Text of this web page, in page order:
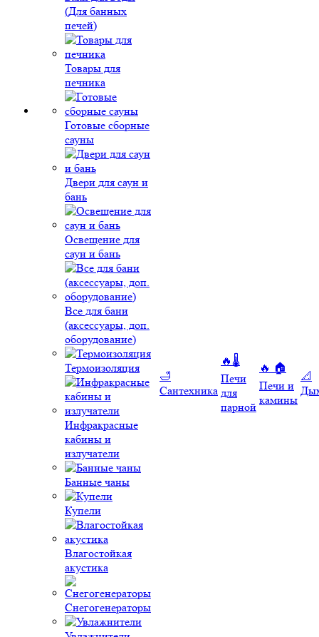
(Для банных
печей)
Товары для
печника
Готовые сборные
сауны
Двери для саун и
бань
Освещение для
саун и бань
Все для бани
(аксессуары, доп.
оборудование)
Термоизоляция
Инфракрасные
кабины и
излучатели
Банные чаны
Купели
Влагостойкая
акустика
Снегогенераторы
🛁
Сантехника
🔥🌡️
Печи
для
парной
🔥 🏠
Печи и
камины
📐